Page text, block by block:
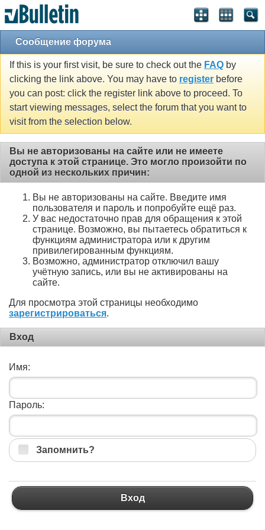
Сообщение форума
If this is your first visit, be sure to check out the FAQ by
clicking the link above. You may have to register before
you can post: click the register link above to proceed. To
start viewing messages, select the forum that you want to
visit from the selection below.
Вы не авторизованы на сайте или не имеете
доступа к этой странице. Это могло произойти по
одной из нескольких причин:
Вы не авторизованы на сайте. Введите имя
пользователя и пароль и попробуйте ещё раз.
У вас недостаточно прав для обращения к этой
странице. Возможно, вы пытаетесь обратиться к
функциям администратора или к другим
привилегированным функциям.
Возможно, администратор отключил вашу
учётную запись, или вы не активированы на
сайте.
Для просмотра этой страницы необходимо
зарегистрироваться.
Вход
Имя:
Пароль:
Запомнить?
Вход